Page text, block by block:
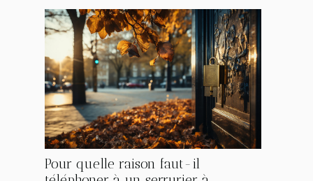
Pour quelle raison faut-il